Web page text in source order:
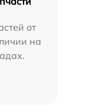
от
на